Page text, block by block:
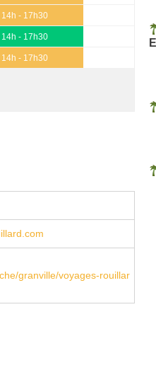
14h - 17h30
14h - 17h30
14h - 17h30
granville/voyages-rouillar